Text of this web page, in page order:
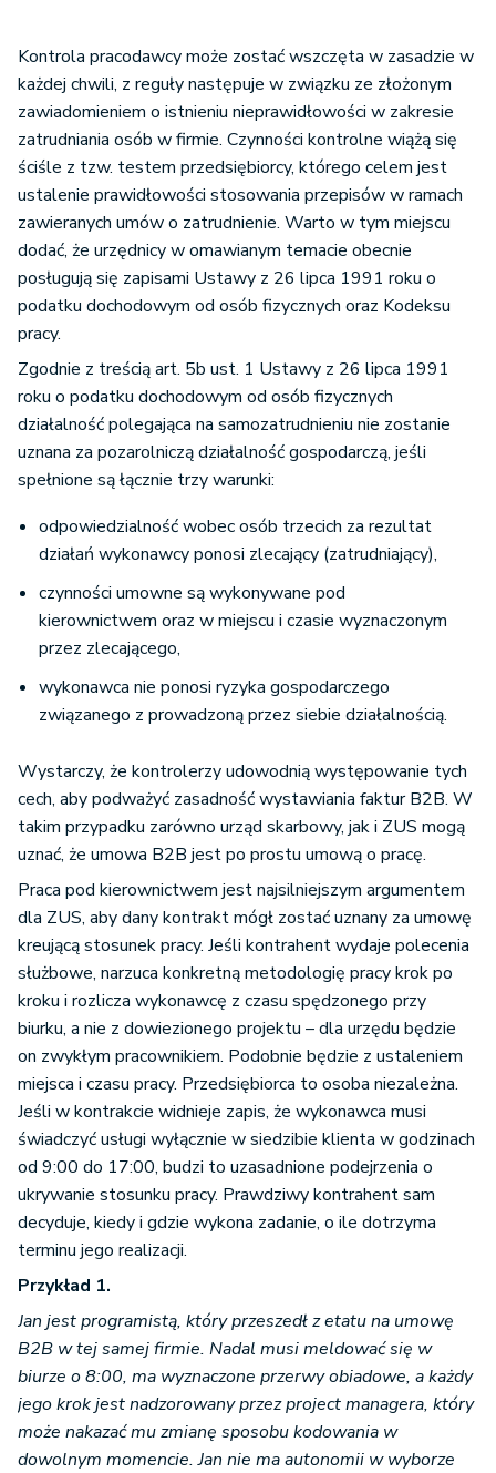
Kontrola pracodawcy może zostać wszczęta w zasadzie w
każdej chwili, z reguły następuje w związku ze złożonym
zawiadomieniem o istnieniu nieprawidłowości w zakresie
zatrudniania osób w firmie. Czynności kontrolne wiążą się
ściśle z tzw. testem przedsiębiorcy, którego celem jest
ustalenie prawidłowości stosowania przepisów w ramach
zawieranych umów o zatrudnienie. Warto w tym miejscu
dodać, że urzędnicy w omawianym temacie obecnie
posługują się zapisami Ustawy z 26 lipca 1991 roku o
podatku dochodowym od osób fizycznych oraz Kodeksu
pracy.
Zgodnie z treścią art. 5b ust. 1 Ustawy z 26 lipca 1991
roku o podatku dochodowym od osób fizycznych
działalność polegająca na samozatrudnieniu nie zostanie
uznana za pozarolniczą działalność gospodarczą, jeśli
spełnione są łącznie trzy warunki:
odpowiedzialność wobec osób trzecich za rezultat
działań wykonawcy ponosi zlecający (zatrudniający),
czynności umowne są wykonywane pod
kierownictwem oraz w miejscu i czasie wyznaczonym
przez zlecającego,
wykonawca nie ponosi ryzyka gospodarczego
związanego z prowadzoną przez siebie działalnością.
Wystarczy, że kontrolerzy udowodnią występowanie tych
cech, aby podważyć zasadność wystawiania faktur B2B. W
takim przypadku zarówno urząd skarbowy, jak i ZUS mogą
uznać, że umowa B2B jest po prostu umową o pracę.
Praca pod kierownictwem jest najsilniejszym argumentem
dla ZUS, aby dany kontrakt mógł zostać uznany za umowę
kreującą stosunek pracy. Jeśli kontrahent wydaje polecenia
służbowe, narzuca konkretną metodologię pracy krok po
kroku i rozlicza wykonawcę z czasu spędzonego przy
biurku, a nie z dowiezionego projektu – dla urzędu będzie
on zwykłym pracownikiem. Podobnie będzie z ustaleniem
miejsca i czasu pracy. Przedsiębiorca to osoba niezależna.
Jeśli w kontrakcie widnieje zapis, że wykonawca musi
świadczyć usługi wyłącznie w siedzibie klienta w godzinach
od 9:00 do 17:00, budzi to uzasadnione podejrzenia o
ukrywanie stosunku pracy. Prawdziwy kontrahent sam
decyduje, kiedy i gdzie wykona zadanie, o ile dotrzyma
terminu jego realizacji.
Przykład 1.
Jan jest programistą, który przeszedł z etatu na umowę
B2B w tej samej firmie. Nadal musi meldować się w
biurze o 8:00, ma wyznaczone przerwy obiadowe, a każdy
jego krok jest nadzorowany przez project managera, który
może nakazać mu zmianę sposobu kodowania w
dowolnym momencie. Jan nie ma autonomii w wyborze